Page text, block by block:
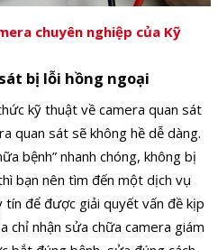
chuyên nghiệp của Kỹ
bị lỗi hồng ngoại
kỹ thuật về camera quan sát
quan sát sẽ không hề dễ dàng.
bệnh” nhanh chóng, không bị
bạn nên tìm đến một dịch vụ
để được giải quyết vấn đề kịp
chỉ nhận sửa chữa camera giám